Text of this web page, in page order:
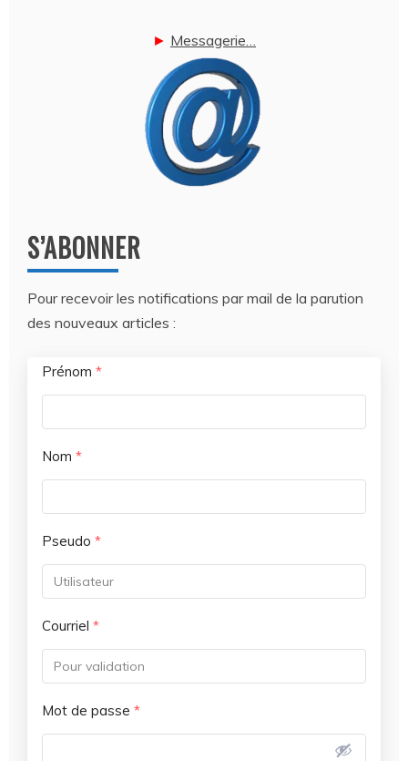
► Messagerie…
S’ABONNER
Pour recevoir les notifications par mail de la parution
des nouveaux articles :
Prénom *
Nom *
Pseudo *
Courriel *
Mot de passe *